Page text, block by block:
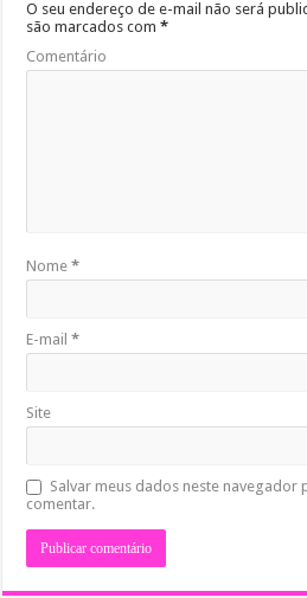
O seu endereço de e-mail não será
são marcados com*
Comentário
Nome*
E-mail*
Site
Salvar meus dados neste navegador
comentar.